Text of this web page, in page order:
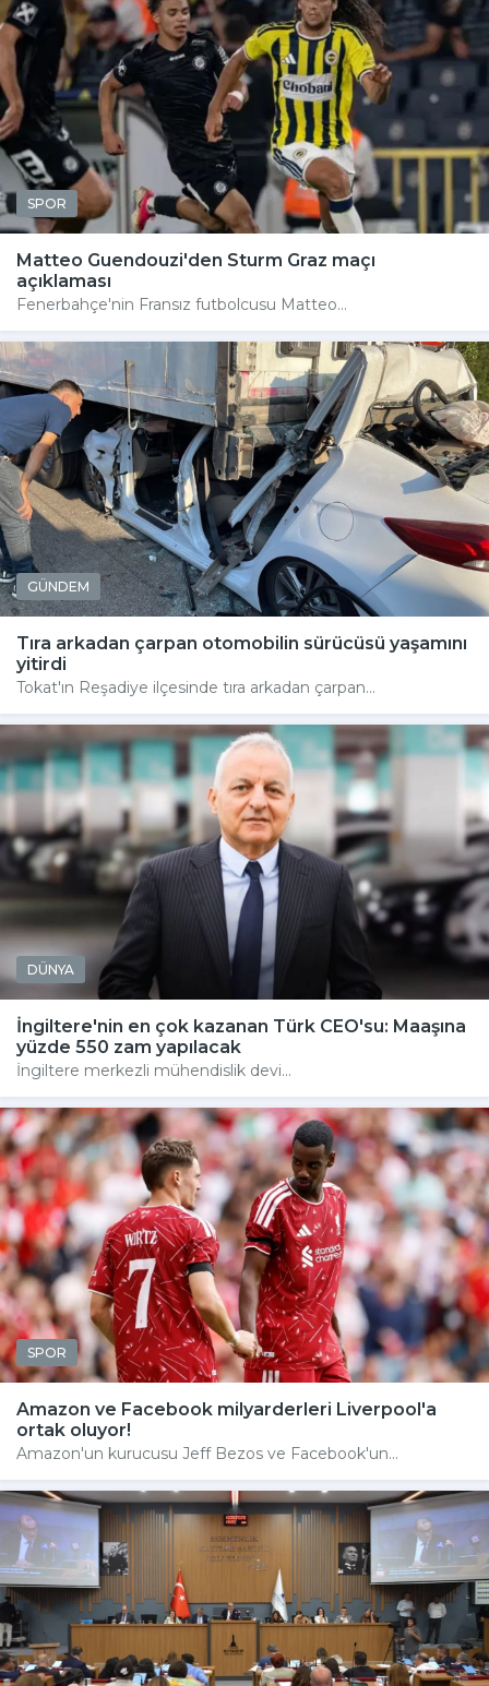
SPOR
Matteo Guendouzi'den Sturm Graz maçı
açıklaması
Fenerbahçe'nin Fransız futbolcusu Matteo...
GÜNDEM
Tıra arkadan çarpan otomobilin sürücüsü yaşamını
yitirdi
Tokat'ın Reşadiye ilçesinde tıra arkadan çarpan...
DÜNYA
İngiltere'nin en çok kazanan Türk CEO'su: Maaşına
yüzde 550 zam yapılacak
İngiltere merkezli mühendislik devi...
SPOR
Amazon ve Facebook milyarderleri Liverpool'a
ortak oluyor!
Amazon'un kurucusu Jeff Bezos ve Facebook'un...